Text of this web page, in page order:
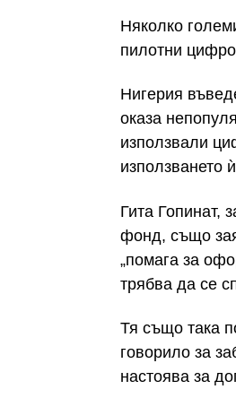
Няколко
пилотни
Нигерия
оказа
използвали
използването
Гита Гопинат,
фонд, също
„помага за
трябва да се
Тя също така
говорило за
настоява за